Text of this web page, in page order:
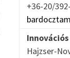
+36-20/
Hajzser-